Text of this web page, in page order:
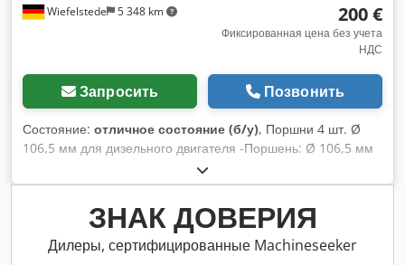
Wiefelstede 5 348 km 200 €
Фиксированная цена без учета
НДС
Запросить Позвонить
Состояние: отличное состояние (б/у), Поршни 4 шт. Ø
106,5 мм для дизельного двигателя -Поршень: Ø 106,5 мм
-Высота поршня: 112 мм -Палец поршня: Ø 41,278 мм
Codpfx Aajb A S Dzororf -Комплектная цена: 4 шт. -Вес: 1,4
ЗНАК ДОВЕРИЯ
Дилеры, сертифицированные Machineseeker